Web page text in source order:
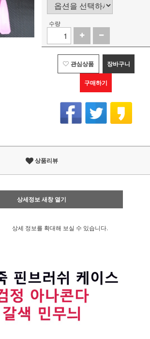
수량
관심상품 장바구니
구매하기
상품리뷰
상세정보 새창 열기
상세 정보를 확대해 보실 수 있습니다.